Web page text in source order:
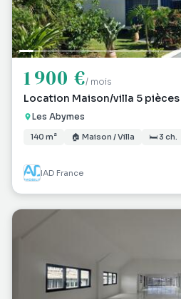
1 900 €/ mois
Location Maison/villa 5 pièces
Les Abymes
140 m² 🏠 Maison / Villa 🛏 3 ch.
IAD France